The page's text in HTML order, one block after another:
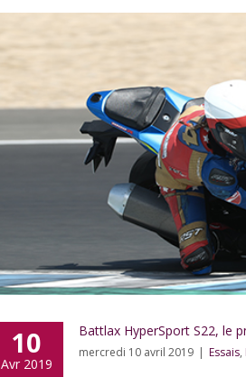
10
Avr 2019
Battlax HyperSport S22, le
mercredi 10 avril 2019 | Essais,